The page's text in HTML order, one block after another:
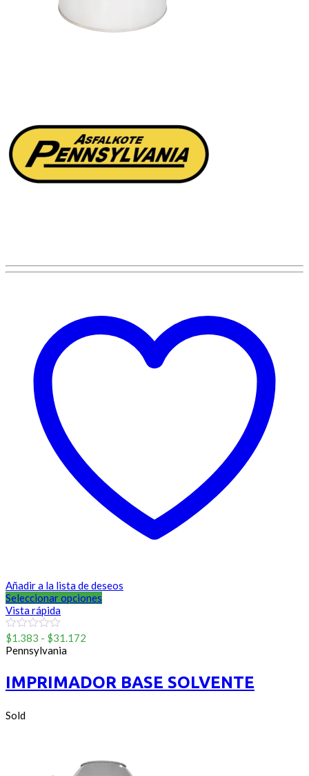
Añadir a la lista de deseos
Seleccionar opciones
Vista rápida
0
out
of
$1.383 - $31.172
desde
$1.383
Pennsylvania
IMPRIMADOR BASE SOLVENTE
Sold